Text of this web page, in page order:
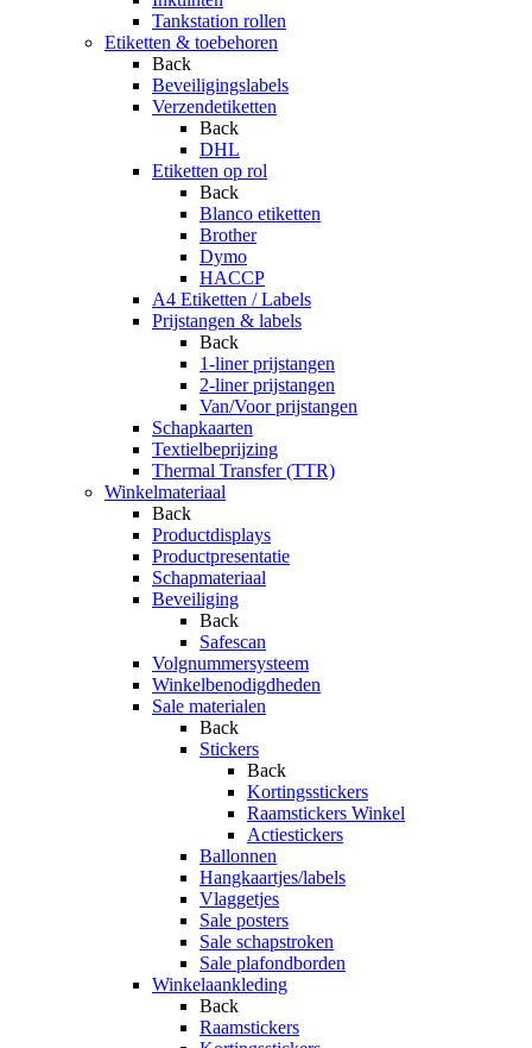
Tankstation rollen
Etiketten & toebehoren
Back
Beveiligingslabels
Verzendetiketten
Back
DHL
Etiketten op rol
Back
Blanco etiketten
Brother
Dymo
HACCP
A4 Etiketten / Labels
Prijstangen & labels
Back
1-liner prijstangen
2-liner prijstangen
Van/Voor prijstangen
Schapkaarten
Textielbeprijzing
Thermal Transfer (TTR)
Winkelmateriaal
Back
Productdisplays
Productpresentatie
Schapmateriaal
Beveiliging
Back
Safescan
Volgnummersysteem
Winkelbenodigdheden
Sale materialen
Back
Stickers
Back
Kortingsstickers
Raamstickers Winkel
Actiestickers
Ballonnen
Hangkaartjes/labels
Vlaggetjes
Sale posters
Sale schapstroken
Sale plafondborden
Winkelaankleding
Back
Raamstickers